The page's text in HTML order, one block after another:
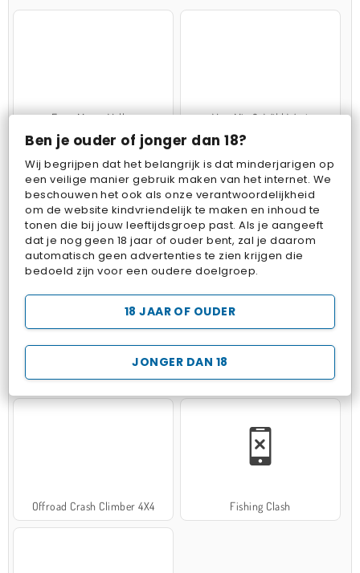
Ben je ouder of jonger dan 18?
Wij begrijpen dat het belangrijk is dat minderjarigen op
een veilige manier gebruik maken van het internet. We
beschouwen het ook als onze verantwoordelijkheid
om de website kindvriendelijk te maken en inhoud te
tonen die bij jouw leeftijdsgroep past. Als je aangeeft
dat je nog geen 18 jaar of ouder bent, zal je daarom
automatisch geen advertenties te zien krijgen die
bedoeld zijn voor een oudere doelgroep.
JONGER DAN 18
18 JAAR OF OUDER
Farm Merge Valley VegaMix 2: Wild West
Pop Fruit Bubbits
Hospital Surgeon Doctor Game Potion Sort
Offroad Crash Climber 4X4 Fishing Clash